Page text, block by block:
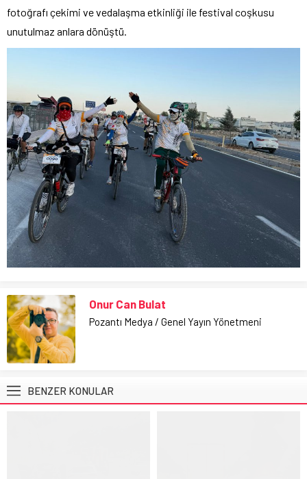
fotoğrafı çekimi ve vedalaşma etkinliği ile festival coşkusu
unutulmaz anlara dönüştü.
Onur Can Bulat
Pozantı Medya / Genel Yayın Yönetmeni
BENZER KONULAR